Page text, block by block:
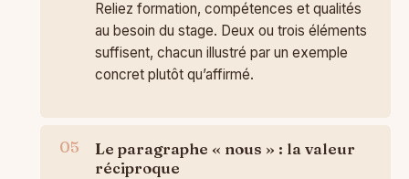
Reliez formation, compétences et qualités
au besoin du stage. Deux ou trois éléments
suffisent, chacun illustré par un exemple
concret plutôt qu’affirmé.
Le paragraphe « nous » : la valeur
réciproque